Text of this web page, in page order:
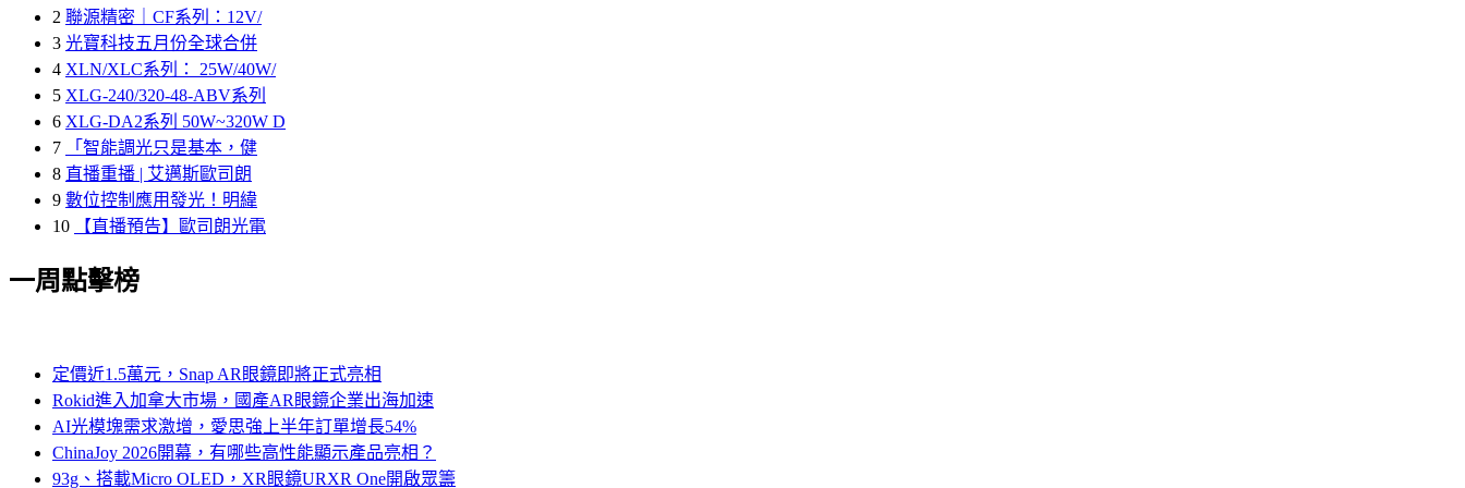
2 聯源精密｜CF系列：12V/
3 光寶科技五月份全球合併
4 XLN/XLC系列： 25W/40W/
5 XLG-240/320-48-ABV系列
6 XLG-DA2系列 50W~320W D
7
「智能調光只是基本，健
8 直播重播 | 艾邁斯歐司朗
9 數位控制應用發光！明緯
10
【直播預告】歐司朗光電
一周點擊榜
定價近1.5萬元，Snap AR眼鏡即將正式亮相
Rokid進入加拿大市場，國產AR眼鏡企業出海加速
AI光模塊需求激增，愛思強上半年訂單增長54%
ChinaJoy 2026開幕，有哪些高性能顯示產品亮相？
93g、搭載Micro OLED，XR眼鏡URXR One開啟眾籌